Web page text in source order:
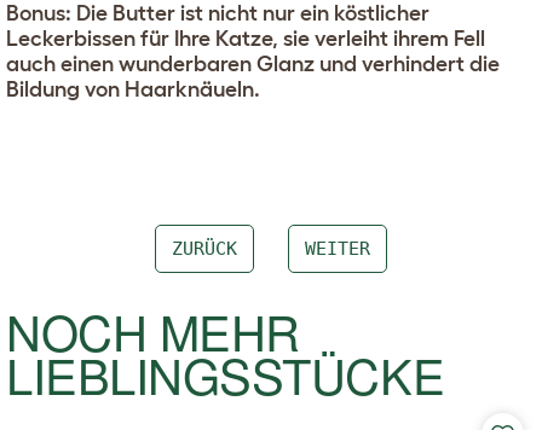
Bonus: Die Butter ist nicht nur ein köstlicher
Leckerbissen für Ihre Katze, sie verleiht ihrem Fell
auch einen wunderbaren Glanz und verhindert die
Bildung von Haarknäueln.
ZURÜCK WEITER
NOCH MEHR
LIEBLINGSSTÜCKE